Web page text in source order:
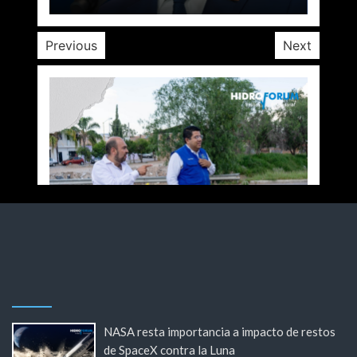
Previous Next
NASA resta importancia a impacto de restos
de SpaceX contra la Luna